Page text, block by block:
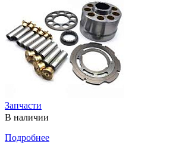
Запчасти
В наличии
Подробнее